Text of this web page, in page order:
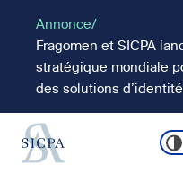
contenu
principal
Annonce/
Fragomen et SICPA
stratégique mondiale
des solutions
Main